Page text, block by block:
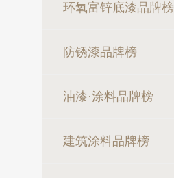
环氧富锌底漆品牌榜
防锈漆品牌榜
油漆·涂料品牌榜
建筑涂料品牌榜